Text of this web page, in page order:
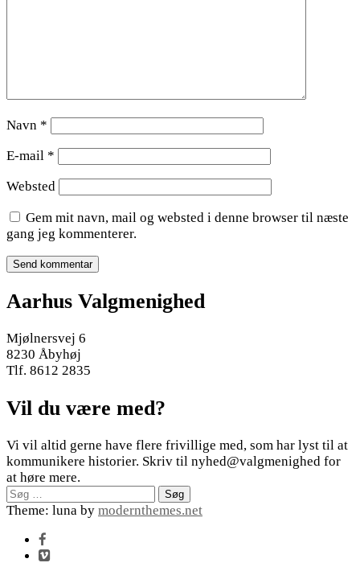
Navn *
E-mail *
Websted
Gem mit navn, mail og websted i denne browser til næste
gang jeg kommenterer.
Aarhus Valgmenighed
Mjølnersvej 6
8230 Åbyhøj
Tlf. 8612 2835
Vil du være med?
Vi vil altid gerne have flere frivillige med, som har lyst til at
kommunikere historier. Skriv til nyhed@valgmenighed for
at høre mere.
Søg
efter:
Theme: luna by modernthemes.net